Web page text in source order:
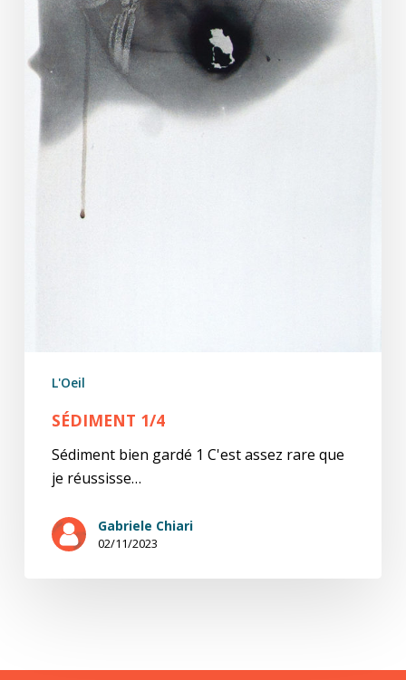
L'Oeil
SÉDIMENT 1/4
Sédiment bien gardé 1 C'est assez rare que
je réussisse…
Gabriele Chiari
02/11/2023